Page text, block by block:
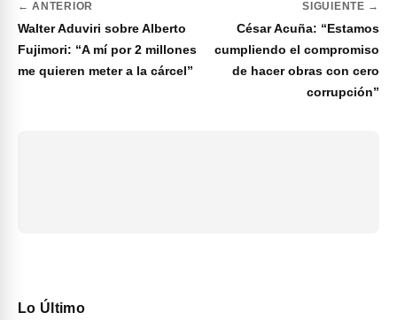
← ANTERIOR
Walter Aduviri sobre Alberto
Fujimori: “A mí por 2 millones
me quieren meter a la cárcel”
SIGUIENTE →
César Acuña: “Estamos
cumpliendo el compromiso
de hacer obras con cero
corrupción”
Lo Último